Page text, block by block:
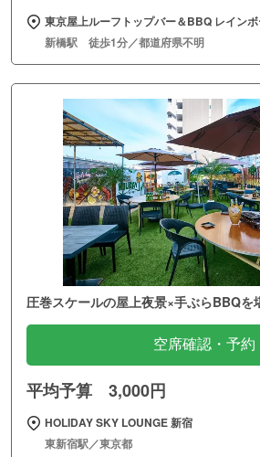
東京屋上ルーフトップバー＆BBQ レイン
新橋駅 徒歩1分／都道府県不明
圧巻スケールの屋上夜景×手ぶらBBQを
空席確認・予約
平均予算 3,000円
HOLIDAY SKY LOUNGE 新宿
東新宿駅／東京都